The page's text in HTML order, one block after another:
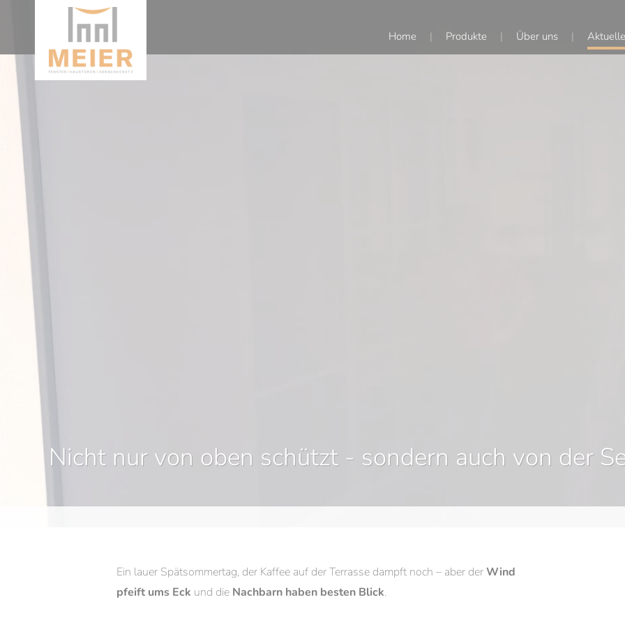
Navigation
überspringen
Home Produkte Über uns
Am Laufenden bleiben.
Nicht nur von oben schützt - sondern auch von der
Ein lauer Spätsommertag, der Kaffee auf der Terrasse dampft noch – aber derWind
pfeift ums Eck und die Nachbarn haben besten Blick.